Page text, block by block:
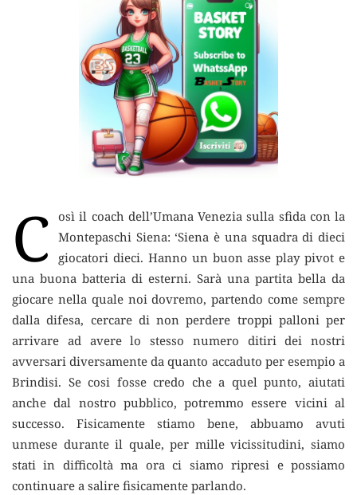
C osì il coach dell’Umana Venezia sulla sfida con la
Montepaschi Siena: ‘Siena è una squadra di dieci
giocatori dieci. Hanno un buon asse play pivot e
una buona batteria di esterni. Sarà una partita bella da
giocare nella quale noi dovremo, partendo come sempre
dalla difesa, cercare di non perdere troppi palloni per
arrivare ad avere lo stesso numero ditiri dei nostri
avversari diversamente da quanto accaduto per esempio a
Brindisi. Se cosi fosse credo che a quel punto, aiutati
anche dal nostro pubblico, potremmo essere vicini al
successo. Fisicamente stiamo bene, abbuamo avuti
unmese durante il quale, per mille vicissitudini, siamo
stati in difficoltà ma ora ci siamo ripresi e possiamo
continuare a salire fisicamente parlando.